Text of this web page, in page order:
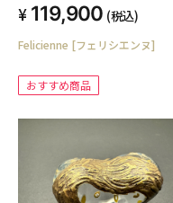
119,900 (税込)
Felicienne [フェリシエンヌ]
おすすめ商品